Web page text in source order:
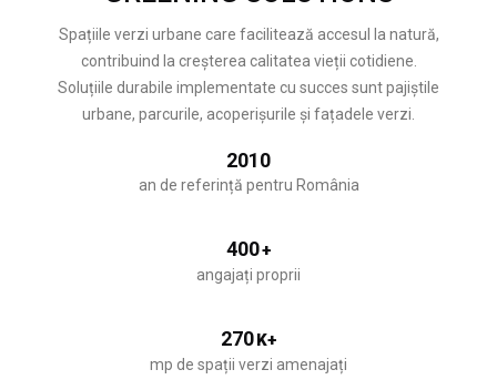
Spațiile verzi urbane care facilitează accesul la natură,
contribuind la creșterea calitatea vieții cotidiene.
Soluțiile durabile implementate cu succes sunt pajiștile
urbane, parcurile, acoperișurile și fațadele verzi.
2010
an de referință pentru România
400+
angajați proprii
270K+
mp de spații verzi amenajați